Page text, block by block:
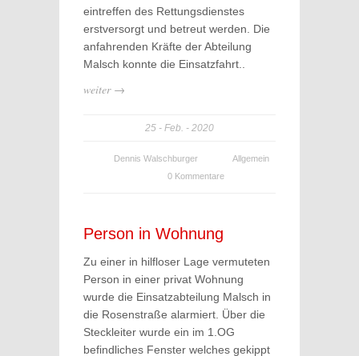
eintreffen des Rettungsdienstes
erstversorgt und betreut werden. Die
anfahrenden Kräfte der Abteilung
Malsch konnte die Einsatzfahrt..
weiter →
25 Feb. 2020
Dennis Walschburger
Allgemein
0 Kommentare
Person in Wohnung
Zu einer in hilfloser Lage vermuteten
Person in einer privat Wohnung
wurde die Einsatzabteilung Malsch in
die Rosenstraße alarmiert. Über die
Steckleiter wurde ein im 1.OG
befindliches Fenster welches gekippt